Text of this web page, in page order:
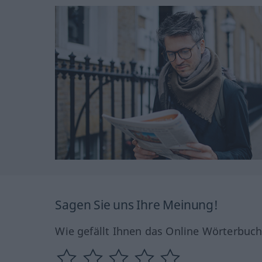
Sagen Sie uns Ihre Meinung!
Wie gefällt Ihnen das Online